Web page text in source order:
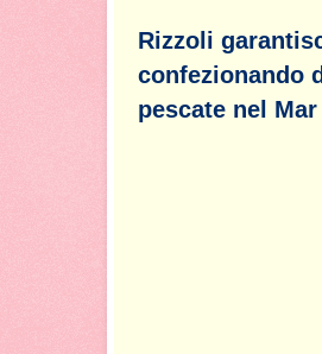
Rizzoli
confezionando
pescate nel